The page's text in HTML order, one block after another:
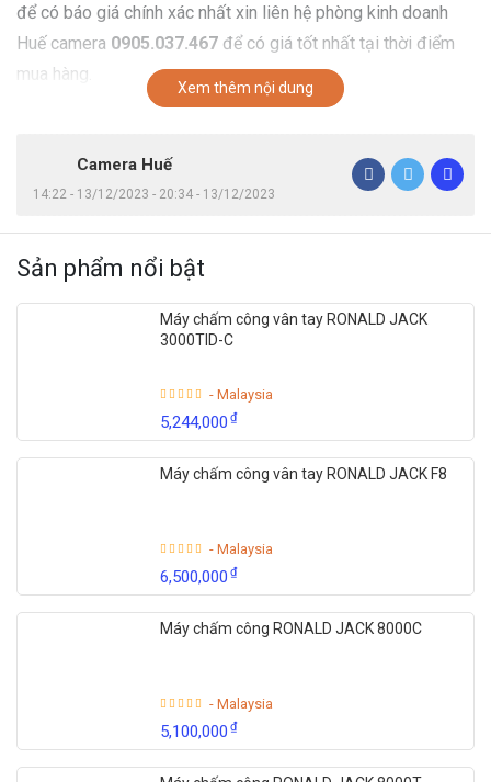
để có báo giá chính xác nhất xin liên hệ phòng kinh doanh
Huế camera 0905.037.467 để có giá tốt nhất tại thời điểm
mua hàng.
Xem thêm nội dung
Camera Huế
14:22 - 13/12/2023 - 20:34 - 13/12/2023
Sản phẩm nổi bật
Máy chấm công vân tay RONALD JACK
3000TID-C
- Malaysia
5,244,000₫
Máy chấm công vân tay RONALD JACK F8
- Malaysia
6,500,000₫
Máy chấm công RONALD JACK 8000C
- Malaysia
5,100,000₫